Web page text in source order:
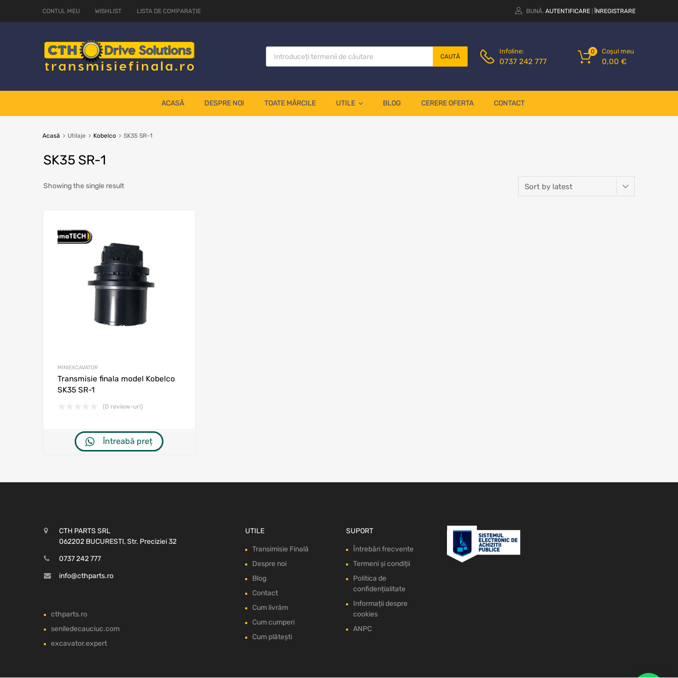
CONTUL MEU WISHLIST LISTA DE COMPARAȚIE BUNĂ. AUTENTIFICARE ÎNREGISTRARE
CAUTĂ
Infoline:
0737 242 777
Coșul meu
0,00 €
0
ACASĂ DESPRE NOI TOATE MĂRCILE UTILE BLOG CERERE OFERTA CONTACT
Acasă Utilaje Kobelco SK35 SR-1
SK35 SR-1
Showing the single result
MINIEXCAVATOR
Transmisie finala model Kobelco
SK35 SR-1
(0 review-uri)
Întreabă preț
CTH PARTS SRL
062202 BUCURESTI, Str. Preciziei 32
0737 242 777
info@cthparts.ro
cthparts.ro
seniledecauciuc.com
excavator.expert
UTILE
Transimisie Finală
Despre noi
Blog
Contact
Cum livrăm
Cum cumperi
Cum plătești
SUPORT
Întrebări frecvente
Termeni și condiții
Politica de
confidențialitate
Informații despre
cookies
ANPC